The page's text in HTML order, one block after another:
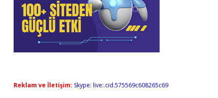
Reklam ve İletişim: Skype: live:.cid.575569c608265c69